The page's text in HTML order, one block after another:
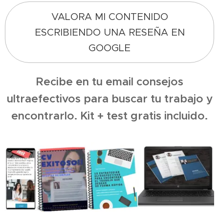
VALORA MI CONTENIDO
ESCRIBIENDO UNA RESEÑA EN
GOOGLE
Recibe en tu email consejos
ultraefectivos para buscar tu trabajo y
encontrarlo. Kit + test gratis incluido.